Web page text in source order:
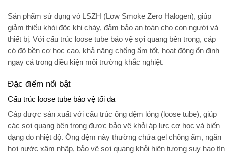
Sản phẩm sử dụng vỏ LSZH (Low Smoke Zero Halogen), giúp
giảm thiểu khói độc khi cháy, đảm bảo an toàn cho con người và
thiết bị. Với cấu trúc loose tube bảo vệ sợi quang bên trong, cáp
có độ bền cơ học cao, khả năng chống ẩm tốt, hoạt động ổn định
ngay cả trong điều kiện môi trường khắc nghiệt.
Đặc điểm nổi bật
Cấu trúc loose tube bảo vệ tối đa
Cáp được sản xuất với cấu trúc ống đệm lỏng (loose tube), giúp
các sợi quang bên trong được bảo vệ khỏi áp lực cơ học và biến
dạng do nhiệt độ. Ống đệm này thường chứa gel chống ẩm, ngăn
hơi nước xâm nhập, bảo vệ sợi quang khỏi hiện tượng suy hao tín